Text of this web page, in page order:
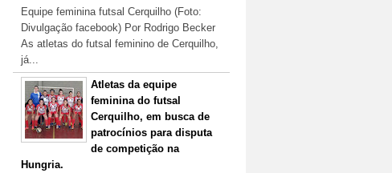
Equipe feminina futsal Cerquilho (Foto:
Divulgação facebook) Por Rodrigo Becker
As atletas do futsal feminino de Cerquilho,
já...
Atletas da equipe
feminina do futsal
Cerquilho, em busca de
patrocínios para disputa
de competição na
Hungria.